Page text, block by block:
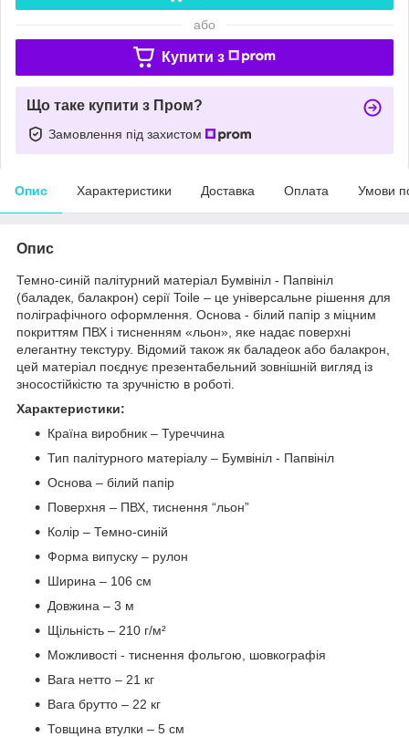
або
Купити з
Що таке купити з Пром?
Замовлення під захистом
Опис Характеристики Доставка Оплата Умови
Опис
Темно-синій палітурний матеріал Бумвініл - Папвініл
(баладек, балакрон) серії Toile – це універсальне рішення для
поліграфічного оформлення. Основа - білий папір з міцним
покриттям ПВХ і тисненням «льон», яке надає поверхні
елегантну текстуру. Відомий також як баладеок або балакрон,
цей матеріал поєднує презентабельний зовнішній вигляд із
зносостійкістю та зручністю в роботі.
Характеристики:
Країна виробник – Туреччина
Тип палітурного матеріалу – Бумвініл - Папвініл
Основа – білий папір
Поверхня – ПВХ, тиснення “льон”
Колір – Темно-синій
Форма випуску – рулон
Ширина – 106 см
Довжина – 3 м
Щільність – 210 г/м²
Можливості - тиснення фольгою, шовкографія
Вага нетто – 21 кг
Вага брутто – 22 кг
Товщина втулки – 5 см